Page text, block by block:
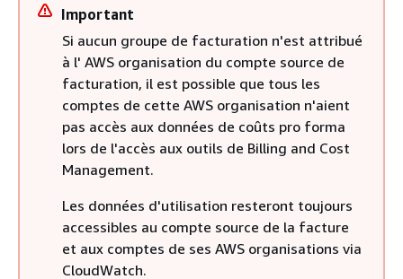
Important
Si aucun groupe de facturation n'est attribué
à l' AWS organisation du compte source de
facturation, il est possible que tous les
comptes de cette AWS organisation n'aient
pas accès aux données de coûts pro forma
lors de l'accès aux outils de Billing and Cost
Management.
Les données d'utilisation resteront toujours
accessibles au compte source de la facture
et aux comptes de ses AWS organisations via
CloudWatch.